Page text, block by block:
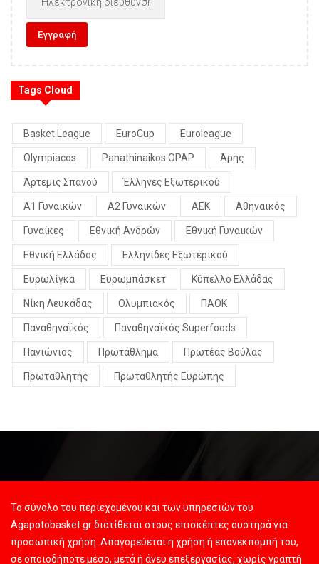
Tags Cloud
Basket League EuroCup Euroleague
Olympiacos Panathinaikos OPAP Άρης
Άρτεμις Σπανού Έλληνες Εξωτερικού
Α1 Γυναικών Α2 Γυναικών ΑΕΚ Αθηναικός
Γυναίκες Εθνική Ανδρών Εθνική Γυναικών
Εθνική Ελλάδος Ελληνίδες Εξωτερικού
Ευρωλίγκα Ευρωμπάσκετ Κύπελλο Ελλάδας
Νίκη Λευκάδας Ολυμπιακός ΠΑΟΚ
Παναθηναϊκός Παναθηναϊκός Superfoods
Πανιώνιος Πρωτάθλημα Πρωτέας Βούλας
Πρωταθλητής Πρωταθλητής Ευρώπης
Το σύνολο του περιεχομένου και των υπηρεσιών του
Agapotobasket.gr διατίθεται στους επισκέπτες αυστηρά για
προσωπική χρήση. Απαγορεύεται η χρήση ή επανεκπομπή του,
σε οποιοδήποτε μέσο, μετά ή άνευ επεξεργασίας, χωρίς γραπτή